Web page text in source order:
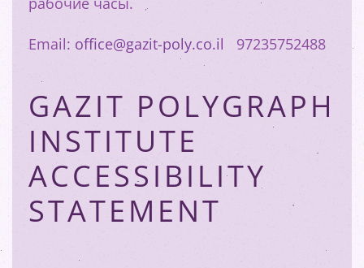
Email: office@gazit-poly.co.il 97235752488
GAZIT POLYGRAPH
INSTITUTE
ACCESSIBILITY
STATEMENT